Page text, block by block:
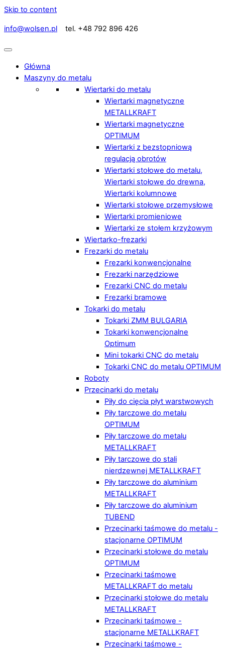
Skip to content
info@wolsen.pl tel. +48 792 896 426
Główna
Maszyny do metalu
Wiertarki do metalu
Wiertarki magnetyczne
METALLKRAFT
Wiertarki magnetyczne
OPTIMUM
Wiertarki z bezstopniową
regulacją obrotów
Wiertarki stołowe do metalu,
Wiertarki stołowe do drewna,
Wiertarki kolumnowe
Wiertarki stołowe przemysłowe
Wiertarki promieniowe
Wiertarki ze stołem krzyżowym
Wiertarko-frezarki
Frezarki do metalu
Frezarki konwencjonalne
Frezarki narzędziowe
Frezarki CNC do metalu
Frezarki bramowe
Tokarki do metalu
Tokarki ZMM BULGARIA
Tokarki konwencjonalne
Optimum
Mini tokarki CNC do metalu
Tokarki CNC do metalu OPTIMUM
Roboty
Przecinarki do metalu
Piły do cięcia płyt warstwowych
Piły tarczowe do metalu
OPTIMUM
Piły tarczowe do metalu
METALLKRAFT
Piły tarczowe do stali
nierdzewnej METALLKRAFT
Piły tarczowe do aluminium
METALLKRAFT
Piły tarczowe do aluminium
TUBEND
Przecinarki taśmowe do metalu -
stacjonarne OPTIMUM
Przecinarki stołowe do metalu
OPTIMUM
Przecinarki taśmowe
METALLKRAFT do metalu
Przecinarki stołowe do metalu
METALLKRAFT
Przecinarki taśmowe -
stacjonarne METALLKRAFT
Przecinarki taśmowe -